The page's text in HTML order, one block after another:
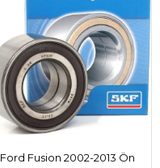
Ford Fusion 2002-2013 Ön